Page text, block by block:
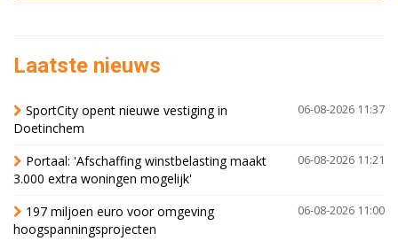
Laatste nieuws
06-08-2026 11:37
SportCity opent nieuwe vestiging in
Doetinchem
06-08-2026 11:21
Portaal: 'Afschaffing winstbelasting maakt
3.000 extra woningen mogelijk'
06-08-2026 11:00
197 miljoen euro voor omgeving
hoogspanningsprojecten